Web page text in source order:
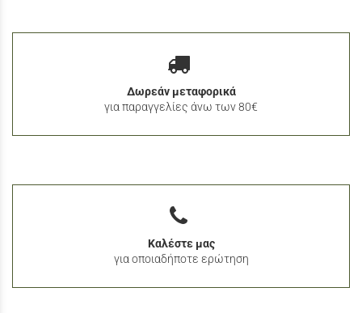
Δωρεάν μεταφορικά
για παραγγελίες άνω των 80€
Καλέστε μας
για οποιαδήποτε ερώτηση